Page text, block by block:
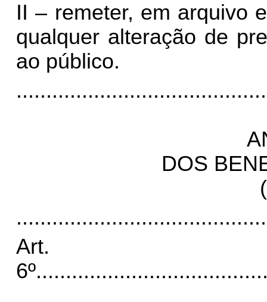
II – remeter, em arquivo
qualquer alteração de
ao público.
DOS
Art.
6º